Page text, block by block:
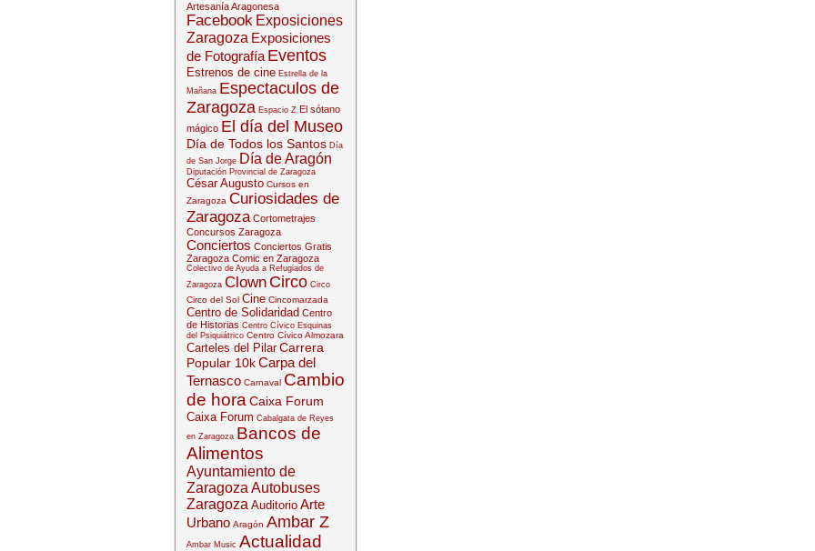
Artesanía Aragonesa
Facebook Exposiciones
Zaragoza Exposiciones
de Fotografía Eventos
Estrenos de cine Estrella de la
Mañana Espectaculos de
Zaragoza Espacio Z El sótano
mágico El día del Museo
Día de Todos los Santos Día
de San Jorge Día de Aragón
Diputación Provincial de Zaragoza
César Augusto Cursos en
Zaragoza Curiosidades de
Zaragoza Cortometrajes
Concursos Zaragoza
Conciertos Conciertos Gratis
Zaragoza Comic en Zaragoza
Colectivo de Ayuda a Refugiados de
Zaragoza Clown Circo Circo
Circo del Sol Cine Cincomarzada
Centro de Solidaridad Centro
de Historias Centro Cívico Esquinas
del Psiquiátrico Centro Cívico Almozara
Carteles del Pilar Carrera
Popular 10kCarpa del
Ternasco Carnaval Cambio
de hora Caixa Forum
Caixa Forum Cabalgata de Reyes
en Zaragoza Bancos de
Alimentos
Ayuntamiento de
Zaragoza Autobuses
Zaragoza Auditorio Arte
Urbano Aragón Ambar Z
Ambar Music Actualidad